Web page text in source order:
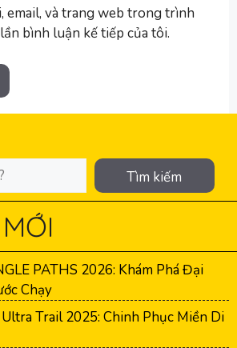
email, và trang web trong trình
bình luận kế tiếp của tôi.
Tìm kiếm
PATHS 2026: Khám Phá Đại
Chạy
Trail 2025: Chinh Phục Miền Di